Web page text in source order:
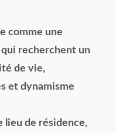
comme une
recherchent un
de vie,
et dynamisme
lieu de résidence,